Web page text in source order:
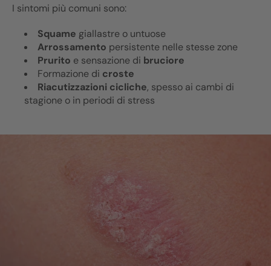
I sintomi più comuni sono:
Squame giallastre o untuose
Arrossamento persistente nelle stesse zone
Prurito e sensazione di bruciore
Formazione di croste
Riacutizzazioni cicliche, spesso ai cambi di
stagione o in periodi di stress